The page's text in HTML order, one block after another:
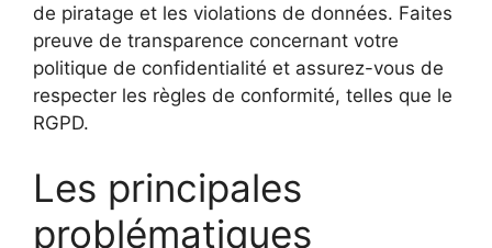
de piratage et les violations de données. Faites
preuve de transparence concernant votre
politique de confidentialité et assurez-vous de
respecter les règles de conformité, telles que le
RGPD.
Les principales
problématiques